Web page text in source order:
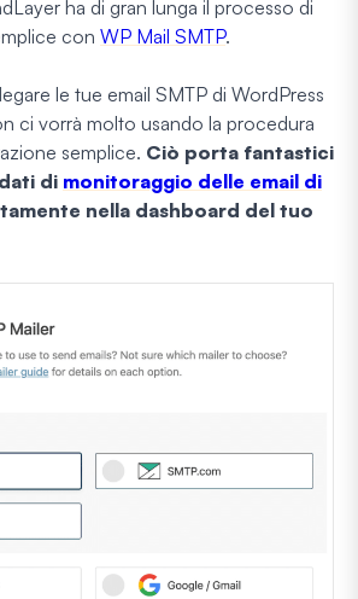
ha di gran lunga il processo di
con WP Mail SMTP.
le tue email SMTP di WordPress
ci vorrà molto usando la procedura
semplice. Ciò porta fantastici
di monitoraggio delle email di
nella dashboard del tuo